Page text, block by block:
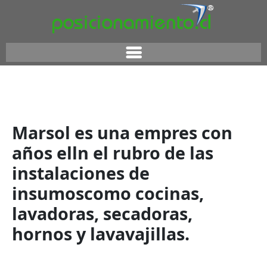
Marsol es una empres con
años elln el rubro de las
instalaciones de
insumoscomo cocinas,
lavadoras, secadoras,
hornos y lavavajillas.